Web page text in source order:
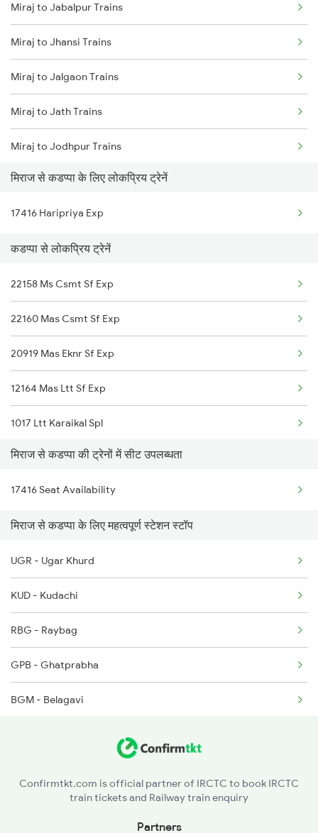
Miraj to Thane Trains
Kadapa to Yerraguntla Trains
Kadapa to Koduru Trains
Kadapa to Nandalur Trains
Kadapa to Raichur Trains
Kadapa to Dibbanadoddi Trains
Kadapa to Arakkonam Trains
Kadapa to Adoni Trains
Kadapa to Chennai Trains
Miraj to Jabalpur Trains
Miraj to Jhansi Trains
Miraj to Jalgaon Trains
Miraj to Jath Trains
Miraj to Jodhpur Trains
Miraj to Katni Trains
Miraj to Khanapur Trains
Miraj to Khandwa Trains
Miraj to Kolhapur Trains
Miraj to Kirloskarvadi Trains
Miraj to Kopargaon Trains
Miraj to Karad Trains
मिराज से कडप्पा के लिए लोकप्रिय ट्रेनें
17416 Haripriya Exp
कडप्पा से लोकप्रिय ट्रेनें
22158 Ms Csmt Sf Exp
22160 Mas Csmt Sf Exp
20919 Mas Eknr Sf Exp
12164 Mas Ltt Sf Exp
1017 Ltt Karaikal Spl
1018 Kik Ltt Spl
1016 Kushinagar Spl
2163 Mas Festival Spl
2164 Mas Ltt Express
2777 Kcg Maq Spl
2778 Maq Kcg Festspl
2781 Tpty Nzm Spl
2782 Nzm Tpty Spl
मिराज से कडप्पा की ट्रेनों में सीट उपलब्धता
17416 Seat Availability
मिराज से कडप्पा के लिए महत्वपूर्ण स्टेशन स्टॉप
UGR - Ugar Khurd
KUD - Kudachi
RBG - Raybag
GPB - Ghatprabha
BGM - Belagavi
LWR - Alanavar Jn
Confirmtkt.com is official partner of IRCTC to book IRCTC
train tickets and Railway train enquiry
Partners